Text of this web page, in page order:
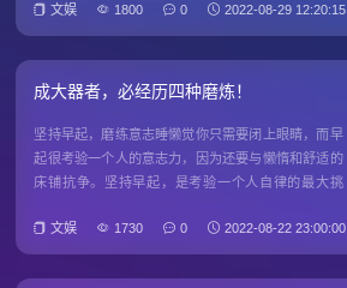
始，门店相继减少，截至今年8月25日，在福州两家
店宣布关停后，已有387家门店关门大吉，其市值也
缩
文娱 1800 0 2022-08-29 12:20:15
成大器者，必经历四种磨炼！
坚持早起，磨练意志睡懒觉你只需要闭上眼睛，而早
起很考验一个人的意志力，因为还要与懒惰和舒适的
床铺抗争。坚持早起，是考验一个人自律的最大挑
功。但一个成功的人，一定有许多优秀的好习惯，也
包括早起。读书时，成绩比你好的同学，或许不是更
聪明，而是当你还在睡懒觉时
文娱 1730 0 2022-08-22 23:00:00